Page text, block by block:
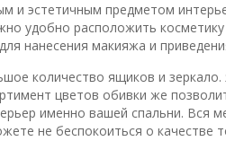
и эстетичным предметом
удобно расположить
нанесения макияжа и
количество ящиков и
цветов обивки же
именно вашей спальни. Вся
не беспокоиться о качестве